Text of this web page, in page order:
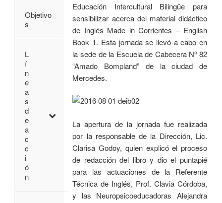
Educación Intercultural Bilingüe para
sensibilizar acerca del material didáctico
de Inglés Made in Corrientes – English
Book 1. Esta jornada se llevó a cabo en
la sede de la Escuela de Cabecera Nº 82
“Amado Bompland” de la ciudad de
Mercedes.
La apertura de la jornada fue realizada
por la responsable de la Dirección, Lic.
Clarisa Godoy, quien explicó el proceso
de redacción del libro y dio el puntapié
para las actuaciones de la Referente
Técnica de Inglés, Prof. Clavia Córdoba,
y las Neuropsicoeducadoras Alejandra
Objetivo
s
L
í
n
e
a
s
d
e
a
c
c
i
ó
n